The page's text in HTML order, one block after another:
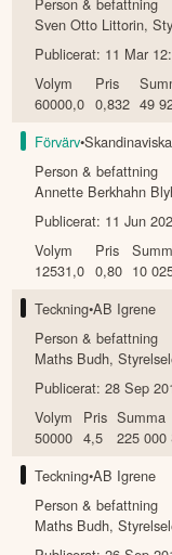
Sven Otto Littorin,
Publicerat: 11 Mar
Volym
60000,0
Pris
0,832 49
Förvärv•
Person & befattning
Annette Berkhahn
Publicerat: 11 Jun
Volym
12531,0
Pris
0,80 10
Teckning•AB Igrene
Person & befattning
Maths Budh,
Publicerat:28 Sep
Volym
50000
Pris
4,5
Summa
225 000
Teckning•AB Igrene
Person & befattning
Maths Budh,